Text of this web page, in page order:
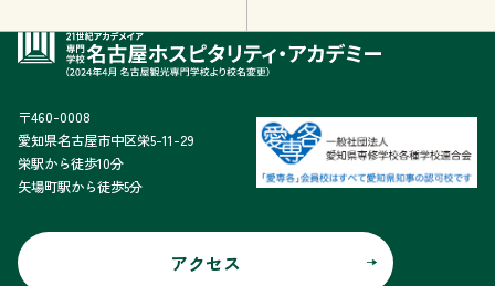
〒460-0008
愛知県名古屋市中区栄5-11-29
栄駅から徒歩10分
矢場町駅から徒歩5分
アクセス